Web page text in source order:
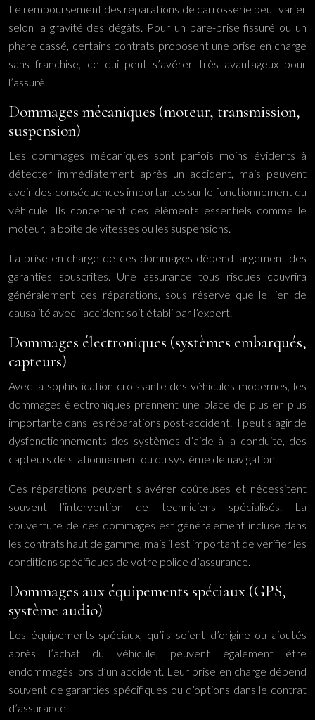
Le remboursement des réparations de carrosserie peut varier
selon la gravité des dégâts. Pour un pare-brise fissuré ou un
phare cassé, certains contrats proposent une prise en charge
sans franchise, ce qui peut s’avérer très avantageux pour
l’assuré.
Dommages mécaniques (moteur, transmission,
suspension)
Les dommages mécaniques sont parfois moins évidents à
détecter immédiatement après un accident, mais peuvent
avoir des conséquences importantes sur le fonctionnement du
véhicule. Ils concernent des éléments essentiels comme le
moteur, la boîte de vitesses ou les suspensions.
La prise en charge de ces dommages dépend largement des
garanties souscrites. Une assurance tous risques couvrira
généralement ces réparations, sous réserve que le lien de
causalité avec l’accident soit établi par l’expert.
Dommages électroniques (systèmes embarqués,
capteurs)
Avec la sophistication croissante des véhicules modernes, les
dommages électroniques prennent une place de plus en plus
importante dans les réparations post-accident. Il peut s’agir de
dysfonctionnements des systèmes d’aide à la conduite, des
capteurs de stationnement ou du système de navigation.
Ces réparations peuvent s’avérer coûteuses et nécessitent
souvent l’intervention de techniciens spécialisés. La
couverture de ces dommages est généralement incluse dans
les contrats haut de gamme, mais il est important de vérifier les
conditions spécifiques de votre police d’assurance.
Dommages aux équipements spéciaux (GPS,
système audio)
Les équipements spéciaux, qu’ils soient d’origine ou ajoutés
après l’achat du véhicule, peuvent également être
endommagés lors d’un accident. Leur prise en charge dépend
souvent de garanties spécifiques ou d’options dans le contrat
d’assurance.